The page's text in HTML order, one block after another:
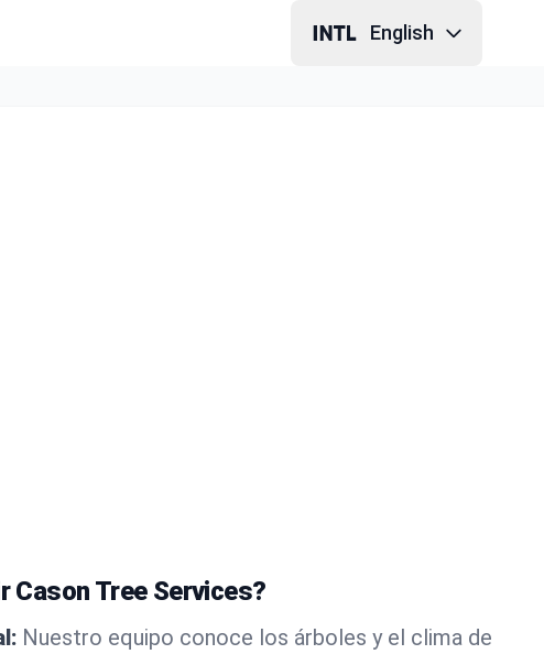
English
Cason Tree Services?
Nuestro equipo conoce los árboles y el clima de